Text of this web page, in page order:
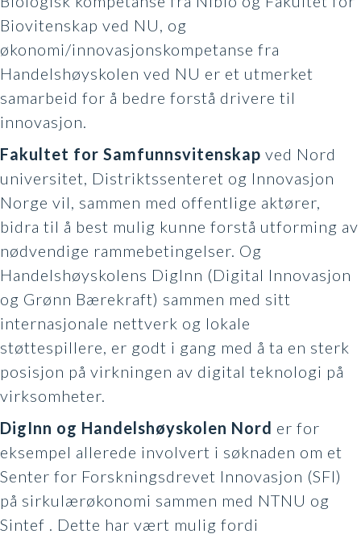
Biovitenskap ved NU, og
økonomi/innovasjonskompetanse fra
Handelshøyskolen ved NU er et utmerket
samarbeid for å bedre forstå drivere til
innovasjon.
Fakultet for Samfunnsvitenskap ved Nord
universitet, Distriktssenteret og Innovasjon
Norge vil, sammen med offentlige aktører,
bidra til å best mulig kunne forstå utforming av
nødvendige rammebetingelser. Og
Handelshøyskolens DigInn (Digital Innovasjon
og Grønn Bærekraft) sammen med sitt
internasjonale nettverk og lokale
støttespillere, er godt i gang med å ta en sterk
posisjon på virkningen av digital teknologi på
virksomheter.
DigInn og Handelshøyskolen Nord er for
eksempel allerede involvert i søknaden om et
Senter for Forskningsdrevet Innovasjon (SFI)
på sirkulærøkonomi sammen med NTNU og
Sintef . Dette har vært mulig fordi